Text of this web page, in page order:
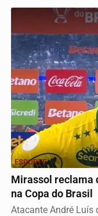
ESPORTE
Mirassol reclama
na Copa do Brasil
Atacante André Luís